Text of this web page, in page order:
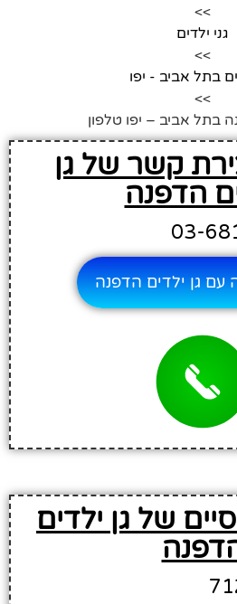
>>
גני ילדים
>>
בתל אביב - יפו
>>
בתל אביב – יפו טלפון
קשר של גן
הדפנה
גן ילדים הדפנה
של גן ילדים